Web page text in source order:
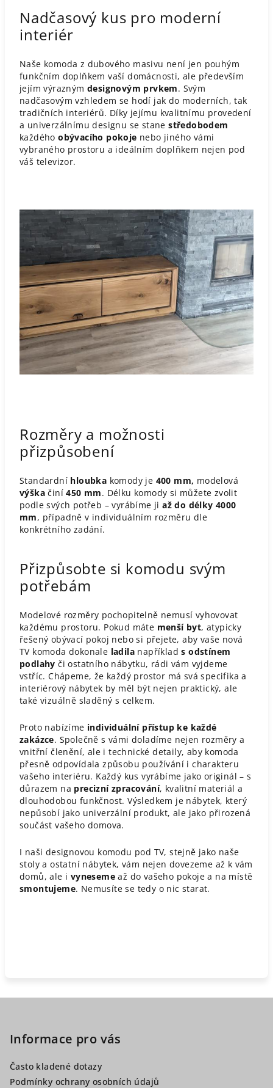
Nadčasový kus pro moderní
interiér
Naše komoda z dubového masivu není jen pouhým
funkčním doplňkem vaší domácnosti, ale především
jejím výraznýmdesignovým prvkem. Svým
nadčasovým vzhledem se hodí jak do moderních, tak
tradičních interiérů. Díky jejímu kvalitnímu provedení
a univerzálnímu designu se stanestředobodem
každéhoobývacího pokoje nebo jiného vámi
vybraného prostoru a ideálním doplňkem nejen pod
váš televizor.
Rozměry a možnosti
přizpůsobení
Standardní hloubka komody je 400 mm, modelová
výška činí450 mm. Délku komody si můžete zvolit
podle svých potřeb – vyrábíme jiaž do délky 4000
mm, případně v individuálním rozměru dle
konkrétního zadání.
Přizpůsobte si komodu svým
potřebám
Modelové rozměry pochopitelně nemusí vyhovovat
každému prostoru. Pokud máte menší byt, atypicky
řešený obývací pokoj nebo si přejete, aby vaše nová
TV komoda dokonale ladila napříklads odstínem
podlahy či ostatního nábytku, rádi vám vyjdeme
vstříc. Chápeme, že každý prostor má svá specifika a
interiérový nábytek by měl být nejen praktický, ale
také vizuálně sladěný s celkem.
Proto nabízíme individuální přístup ke každé
zakázce. Společně s vámi doladíme nejen rozměry a
vnitřní členění, ale i technické detaily, aby komoda
přesně odpovídala způsobu používání i charakteru
vašeho interiéru. Každý kus vyrábíme jako originál – s
důrazem na precizní zpracování, kvalitní materiál a
dlouhodobou funkčnost. Výsledkem je nábytek, který
nepůsobí jako univerzální produkt, ale jako přirozená
součást vašeho domova.
I naši designovou komodu pod TV, stejně jako naše
stoly a ostatní nábytek, vám nejen dovezeme až k vám
domů, ale i vyneseme až do vašeho pokoje a na místě
smontujeme. Nemusíte se tedy o nic starat.
Informace pro vás
Často kladené dotazy
Podmínky ochrany osobních údajů